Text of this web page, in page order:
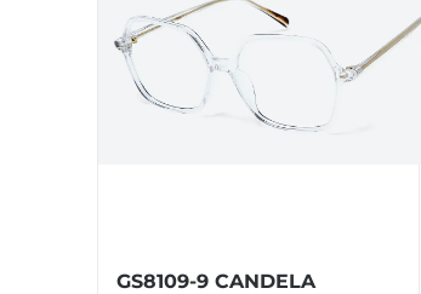
GS8109-9 CANDELA